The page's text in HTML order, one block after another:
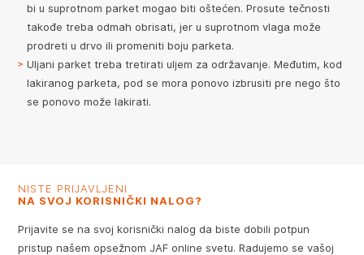
bi u suprotnom parket mogao biti oštećen. Prosute tečnosti
takođe treba odmah obrisati, jer u suprotnom vlaga može
prodreti u drvo ili promeniti boju parketa.
Uljani parket treba tretirati uljem za održavanje. Međutim, kod
lakiranog parketa, pod se mora ponovo izbrusiti pre nego što
se ponovo može lakirati.
NISTE PRIJAVLJENI
NA SVOJ KORISNIČKI NALOG?
Prijavite se na svoj korisnički nalog da biste dobili potpun
pristup našem opsežnom JAF online svetu. Radujemo se vašoj